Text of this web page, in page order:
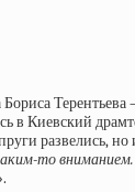
Терентьева
в Киевский
развелись,
то